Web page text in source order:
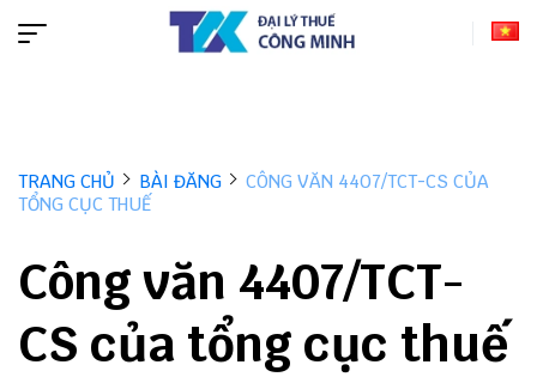
TRANG CHỦ BÀI ĐĂNG
CÔNG VĂN 4407/TCT-CS CỦA
TỔNG CỤC THUẾ
Công văn 4407/TCT-
CS của tổng cục thuế